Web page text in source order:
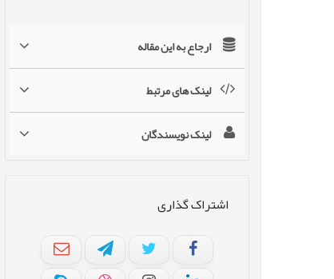
ارجاع به این مقاله
لینک های مرتبط
لینک نویسندگان
اشتراک گذاری